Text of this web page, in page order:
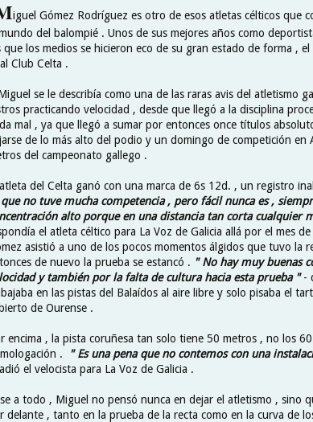
iguel Gómez Rodríguez es otro de esos atletas célticos que
del balompié . Unos de sus mejores años como
que los medios se hicieron eco de su gran estado de forma ,
Club Celta .
se le describía como una de las raras avis del atletismo
practicando velocidad , desde que llegó a la disciplina
mal , ya que llegó a sumar por entonces once títulos
de lo más alto del podio y un domingo de competición
del campeonato gallego .
del Celta ganó con una marca de 6s 12d. , un registro
que no tuve mucha competencia , pero fácil nunca es ,
alto porque en una distancia tan corta cualquier
el atleta céltico para La Voz de Galicia allá por el mes
asistió a uno de los pocos momentos álgidos que tuvo la
de nuevo la prueba se estancó . " No hay muy buenas
y también por la falta de cultura hacia esta prueba "-
en las pistas del Balaídos al aire libre y solo pisaba el
de Ourense .
encima , la pista coruñesa tan solo tiene 50 metros , no los
.
" Es una pena que no contemos con una
el velocista para La Voz de Galicia .
a todo , Miguel no pensó nunca en dejar el atletismo , sino
delante , tanto en la prueba de la recta como en la curva de